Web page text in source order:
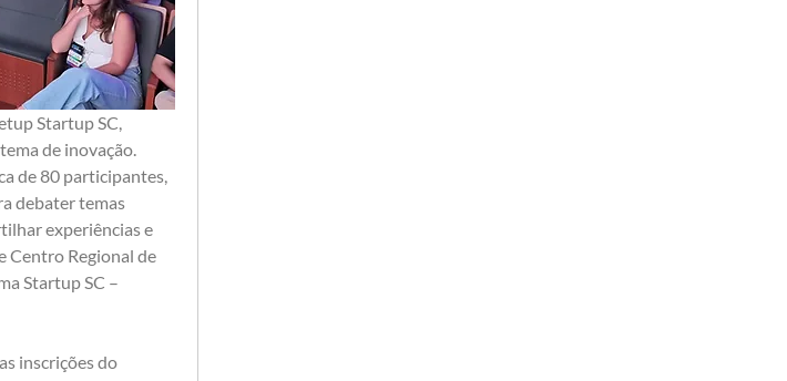
Startup SC,
de inovação.
de 80 participantes,
debater temas
experiências e
Centro Regional de
Startup SC –
inscrições do